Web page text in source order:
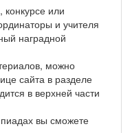
или
и учителя
наградной
можно
сайта в разделе
в верхней части
вы сможете